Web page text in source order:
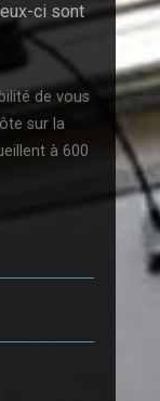
ci sont
de vous
sur la
à 600